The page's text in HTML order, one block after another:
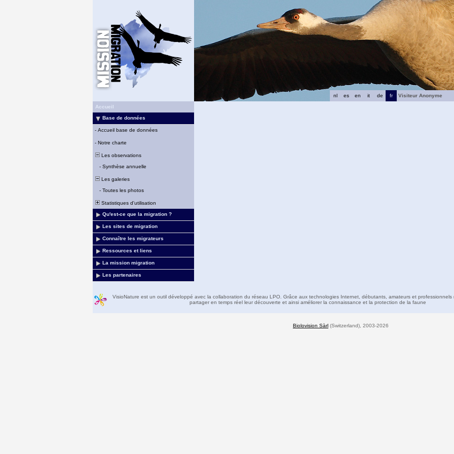
fr
de
it
en
es
nl
Visiteur Anonyme
Accueil
Base de données
- Accueil base de données
- Notre charte
Les observations
- Synthèse annuelle
Les galeries
- Toutes les photos
Statistiques d'utilisation
Qu'est-ce que la migration ?
Les sites de migration
Connaître les migrateurs
Ressources et liens
La mission migration
Les partenaires
VisioNature est un outil développé avec la collaboration du réseau LPO. Grâce aux technologies Internet, débutants, amateurs et professionnels
partager en temps réel leur découverte et ainsi améliorer la connaissance et la protection de la faune
Biolovision Sàrl (Switzerland), 2003-2026